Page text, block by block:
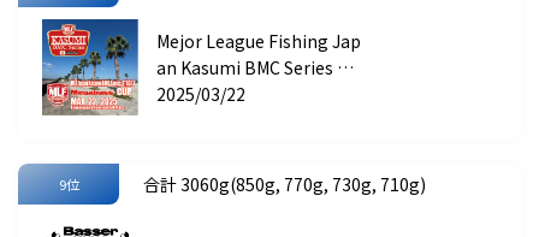
Mejor League Fishing Jap
an Kasumi BMC Series ST
AGE 1 Megabass CUP
2025/03/22
9位 合計 3060g(850g, 770g, 730g, 710g)